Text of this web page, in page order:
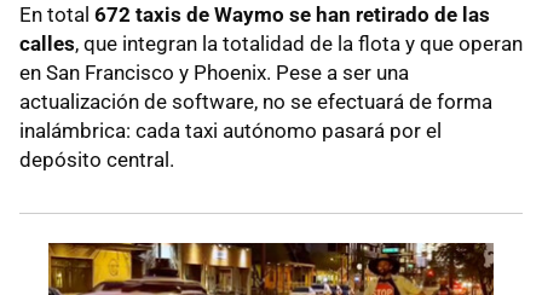
En total 672 taxis de Waymo se han retirado de las
calles, que integran la totalidad de la flota y que operan
en San Francisco y Phoenix. Pese a ser una
actualización de software, no se efectuará de forma
inalámbrica: cada taxi autónomo pasará por el
depósito central.